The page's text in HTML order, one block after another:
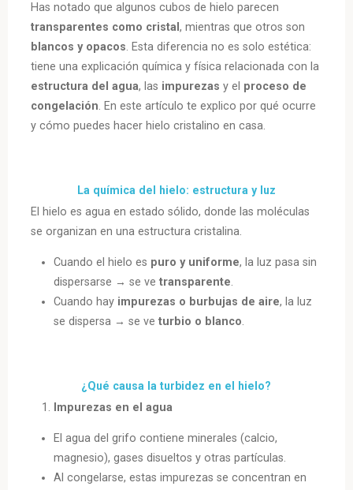
Has notado que algunos cubos de hielo parecen
transparentes como cristal, mientras que otros son
blancos y opacos. Esta diferencia no es solo estética:
tiene una explicación química y física relacionada con la
estructura del agua, las impurezas y el proceso de
congelación. En este artículo te explico por qué ocurre
y cómo puedes hacer hielo cristalino en casa.
La química del hielo: estructura y luz
El hielo es agua en estado sólido, donde las moléculas
se organizan en una estructura cristalina.
Cuando el hielo es puro y uniforme, la luz pasa sin
dispersarse → se vetransparente.
Cuando hay impurezas o burbujas de aire, la luz
se dispersa → se veturbio o blanco.
¿Qué causa la turbidez en el hielo?
Impurezas en el agua
El agua del grifo contiene minerales (calcio,
magnesio), gases disueltos y otras partículas.
Al congelarse, estas impurezas se concentran en